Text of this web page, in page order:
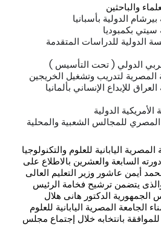
والباحثين
الدولية بأسبانيا
سيتي بكمبوديا
الدولية للدراسات المتقدمة
الدولي ( تحت التأسيس )
لتدريب وتشغيل الخريجين
للإبداع الإنساني بألمانيا
الدولية
للمجالس الشعبية والمحلية
اليابانية للعلوم والتكنولوجيا
السابعة والعشرين بالاطلاع على
أيمن عاشور وزير التعليم العالى
يتضمن ترشيح فخامة الرئيس
الجمهورية الدكتور هانى هلال
المصرية اليابانية للعلوم
بانتخابه خلال إجتماع مجلس